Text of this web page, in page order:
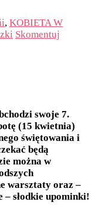
, KOBIETA W
Skomentuj
swoje 7.
(15 kwietnia)
świętowania i
będą
można w
warsztaty oraz –
słodkie upominki!